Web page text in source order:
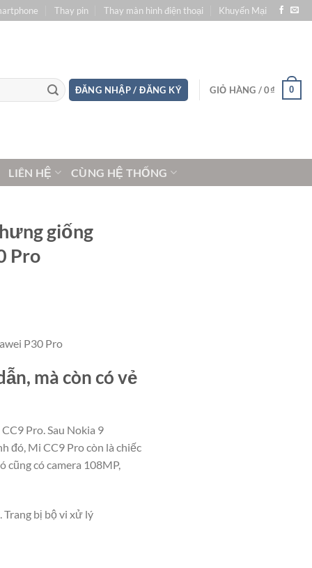
Thay pin Thay màn hình điện thoại Khuyến Mại
ĐĂNG NHẬP / ĐĂNG KÝ GIỎ HÀNG /0₫ 0
LIÊN HỆ CÙNG HỆ THỐNG
giống
Pro
P30 Pro
mà còn có vẻ
Pro. Sau Nokia 9
đó, Mi CC9 Pro còn là chiếc
có camera 108MP,
bị bộ vi xử lý